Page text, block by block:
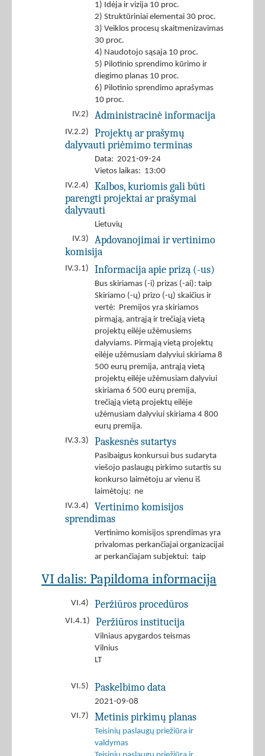
1) Idėja ir vizija 10 proc.
2) Struktūriniai elementai 30 proc.
3) Veiklos procesų skaitmenizavimas
30 proc.
4) Naudotojo sąsaja 10 proc.
5) Pilotinio sprendimo kūrimo ir
diegimo planas 10 proc.
6) Pilotinio sprendimo aprašymas
10 proc.
IV.2)
Administracinė informacija
IV.2.2)
Projektų ar prašymų
dalyvauti priėmimo terminas
Data: 2021-09-24
Vietos laikas: 13:00
IV.2.4)
Kalbos, kuriomis gali būti
parengti projektai ar prašymai
dalyvauti
Lietuvių
IV.3)
Apdovanojimai ir vertinimo
komisija
IV.3.1) Informacija apie prizą (-us)
Bus skiriamas (-i) prizas (-ai): taip
Skiriamo (-ų) prizo (-ų) skaičius ir
vertė: Premijos yra skiriamos
pirmąją, antrąją ir trečiąją vietą
projektų eilėje užėmusiems
dalyviams. Pirmąją vietą projektų
eilėje užėmusiam dalyviui skiriama 8
500 eurų premija, antrąją vietą
projektų eilėje užėmusiam dalyviui
skiriama 6 500 eurų premija,
trečiąją vietą projektų eilėje
užėmusiam dalyviui skiriama 4 800
eurų premija.
IV.3.3)
Paskesnės sutartys
Pasibaigus konkursui bus sudaryta
viešojo paslaugų pirkimo sutartis su
konkurso laimėtoju ar vienu iš
laimėtojų: ne
IV.3.4)
Vertinimo komisijos
sprendimas
Vertinimo komisijos sprendimas yra
privalomas perkančiajai organizacijai
ar perkančiajam subjektui: taip
VI dalis: Papildoma informacija
VI.4) Peržiūros procedūros
VI.4.1) Peržiūros institucija
Vilniaus apygardos teismas
Vilnius
LT
VI.5) Paskelbimo data
2021-09-08
VI.7)
Metinis pirkimų planas
Teisinių paslaugų priežiūra ir
valdymas